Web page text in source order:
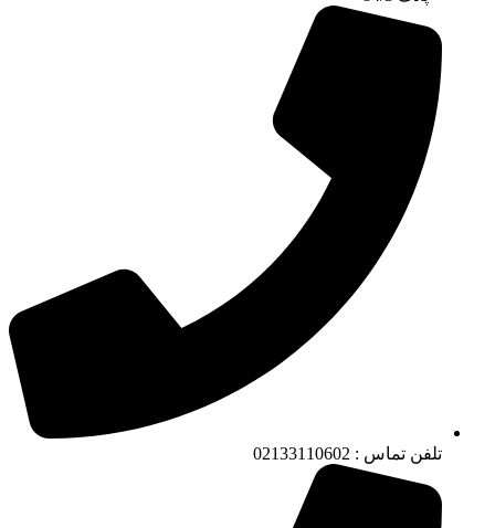
تلفن تماس : 02133110602